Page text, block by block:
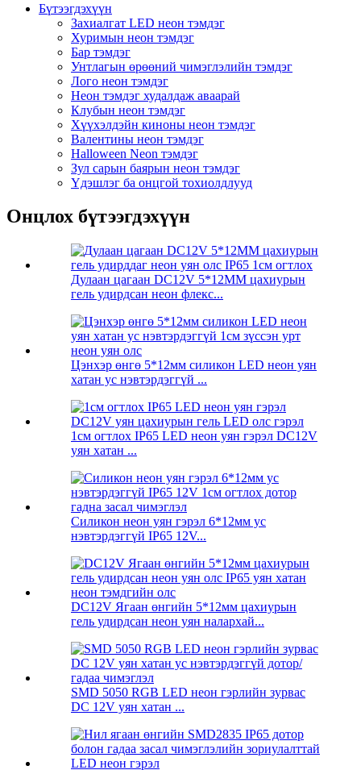
Бүтээгдэхүүн
Захиалгат LED неон тэмдэг
Хуримын неон тэмдэг
Бар тэмдэг
Унтлагын өрөөний чимэглэлийн тэмдэг
Лого неон тэмдэг
Неон тэмдэг худалдаж аваарай
Клубын неон тэмдэг
Хүүхэлдэйн киноны неон тэмдэг
Валентины неон тэмдэг
Halloween Neon тэмдэг
Зул сарын баярын неон тэмдэг
Үдэшлэг ба онцгой тохиолдлууд
Онцлох бүтээгдэхүүн
Дулаан цагаан DC12V 5*12MM цахиурын
гель удирдсан неон флекс...
Цэнхэр өнгө 5*12мм силикон LED неон уян
хатан ус нэвтэрдэггүй ...
1см огтлох IP65 LED неон уян гэрэл DC12V
уян хатан ...
Силикон неон уян гэрэл 6*12мм ус
нэвтэрдэггүй IP65 12V...
DC12V Ягаан өнгийн 5*12мм цахиурын
гель удирдсан неон уян налархай...
SMD 5050 RGB LED неон гэрлийн зурвас
DC 12V уян хатан ...